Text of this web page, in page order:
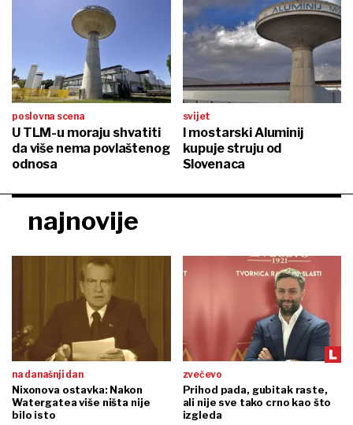
poslovna scena
U TLM-u moraju shvatiti
da više nema povlaštenog
odnosa
svijet
I mostarski Aluminij
kupuje struju od
Slovenaca
najnovije
na današnji dan
Nixonova ostavka: Nakon
Watergatea više ništa nije
bilo isto
zvečevo
Prihod pada, gubitak raste,
ali nije sve tako crno kao što
izgleda